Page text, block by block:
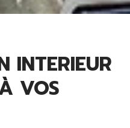
INTERIEUR
VOS